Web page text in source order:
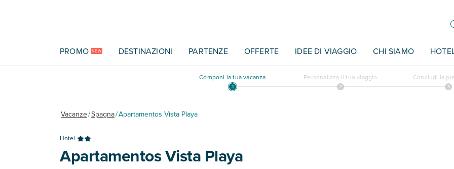
PROMO NEW DESTINAZIONI PARTENZE OFFERTE IDEE DI VIAGGIO CHI SIAMO
Componi la tua vacanza Personalizza il tuo viaggio Concludi la
Vacanze/Spagna/Apartamentos Vista Playa
Hotel
Apartamentos Vista Playa